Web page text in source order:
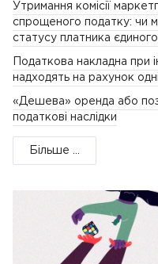
Утримання комісії
спрощеного податку: чи
статусу платника
Податкова накладна при
надходять на рахунок
«Дешева» оренда або
податкові наслідки
Більше ...